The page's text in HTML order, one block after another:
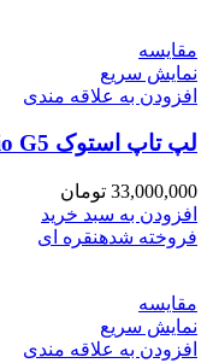
مقايسه
نمایش سریع
افزودن به علاقه مندی
لپ تاپ استوک Hp Zbook studio G5
33,000,000 تومان
افزودن به سبد خرید
فروخته شدهنقره ای
مقايسه
نمایش سریع
افزودن به علاقه مندی